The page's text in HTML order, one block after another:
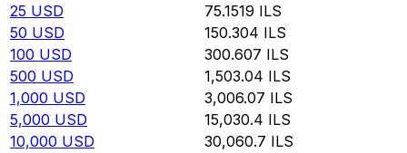
25 USD 75.1519 ILS
50 USD 150.304 ILS
100 USD 300.607 ILS
500 USD 1,503.04 ILS
1,000 USD 3,006.07 ILS
5,000 USD 15,030.4 ILS
10,000 USD 30,060.7 ILS